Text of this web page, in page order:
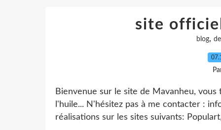
site
blog,
Bienvenue sur le site de Mavanheu,
l'huile... N'hésitez pas à me contacter :
réalisations sur les sites suivants: